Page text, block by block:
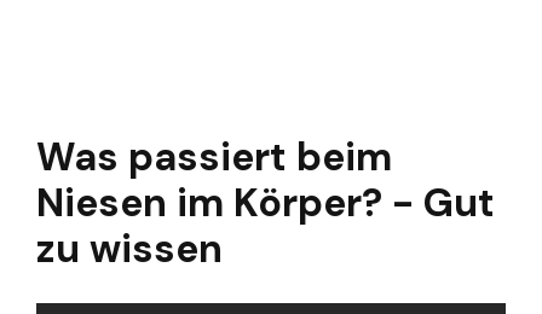
Was passiert beim
Niesen im Körper? - Gut
zu wissen